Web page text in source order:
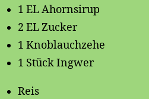
1 EL Ahornsirup
2 EL Zucker
1 Knoblauchzehe
1 Stück Ingwer
Reis